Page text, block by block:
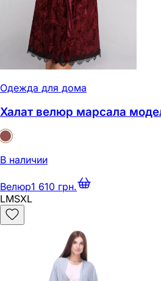
Одежда для дома
Халат велюр марсала
В наличии
Велюр1 610 грн.
LMSXL